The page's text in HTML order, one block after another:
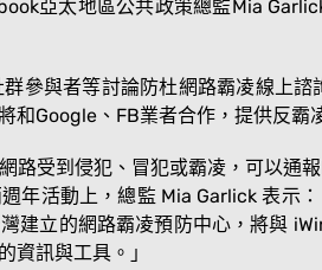
亞太地區公共政策總監Mia
參與者等討論防杜網路霸凌線上
和Google、FB業者合作，提供反霸
路受到侵犯、冒犯或霸凌，可以通
年活動上，總監 Mia Garlick 表示
建立的網路霸凌預防中心，將與
資訊與工具。」